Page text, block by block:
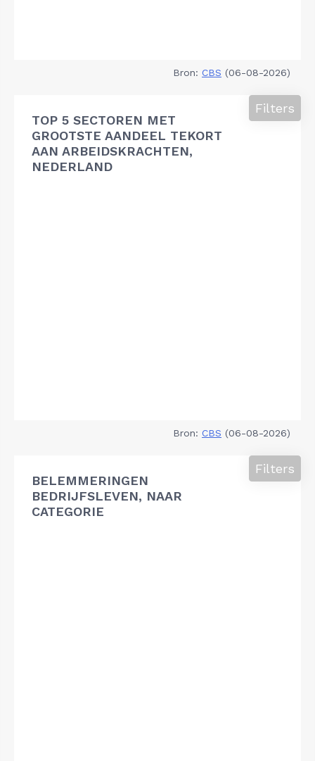
Bron: CBS (06-08-2026)
TOP 5 SECTOREN MET
GROOTSTE AANDEEL TEKORT
AAN ARBEIDSKRACHTEN,
NEDERLAND
Filters
Bron: CBS (06-08-2026)
BELEMMERINGEN
BEDRIJFSLEVEN, NAAR
CATEGORIE
Filters